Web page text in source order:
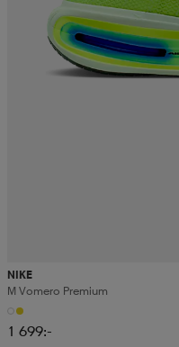
NIKE
M Vomero Premium
1 699:-